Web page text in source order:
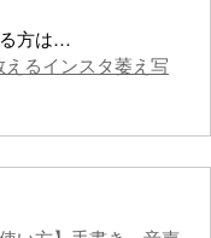
方は…
るインスタ萎え写